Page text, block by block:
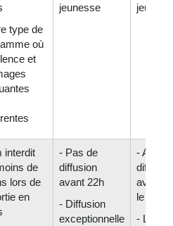
type de
où
et
jeunesse
interdit
de
lors de
en
- Pas de
diffusion
avant 22h
- Diffusion
exceptionnelle
-
avant
le
- Les